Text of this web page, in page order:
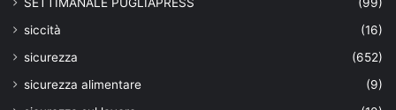
siccità
(16)
sicurezza
(652)
sicurezza alimentare
(9)